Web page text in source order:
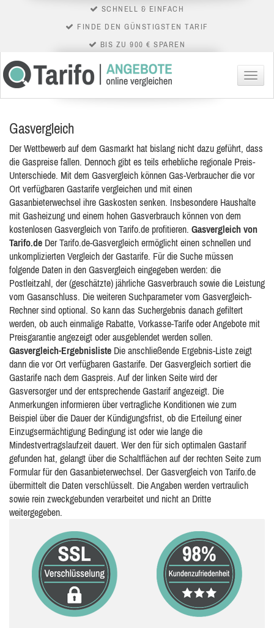
SCHNELL & EINFACH
FINDE DEN GÜNSTIGSTEN TARIF
BIS ZU 900 € SPAREN
Menü
Gasvergleich
Der Wettbewerb auf dem Gasmarkt hat bislang nicht dazu geführt, dass
die Gaspreise fallen. Dennoch gibt es teils erhebliche regionale Preis-
Unterschiede. Mit dem Gasvergleich können Gas-Verbraucher die vor
Ort verfügbaren Gastarife vergleichen und mit einen
Gasanbieterwechsel ihre Gaskosten senken. Insbesondere Haushalte
mit Gasheizung und einem hohen Gasverbrauch können von dem
kostenlosen Gasvergleich von Tarifo.de profitieren. Gasvergleich von
Tarifo.de Der Tarifo.de-Gasvergleich ermöglicht einen schnellen und
unkomplizierten Vergleich der Gastarife. Für die Suche müssen
folgende Daten in den Gasvergleich eingegeben werden: die
Postleitzahl, der (geschätzte) jährliche Gasverbrauch sowie die Leistung
vom Gasanschluss. Die weiteren Suchparameter vom Gasvergleich-
Rechner sind optional. So kann das Suchergebnis danach gefiltert
werden, ob auch einmalige Rabatte, Vorkasse-Tarife oder Angebote mit
Preisgarantie angezeigt oder ausgeblendet werden sollen.
Gasvergleich-Ergebnisliste Die anschließende Ergebnis-Liste zeigt
dann die vor Ort verfügbaren Gastarife. Der Gasvergleich sortiert die
Gastarife nach dem Gaspreis. Auf der linken Seite wird der
Gasversorger und der entsprechende Gastarif angezeigt. Die
Anmerkungen informieren über vertragliche Konditionen wie zum
Beispiel über die Dauer der Kündigungsfrist, ob die Erteilung einer
Einzugsermächtigung Bedingung ist oder wie lange die
Mindestvertragslaufzeit dauert. Wer den für sich optimalen Gastarif
gefunden hat, gelangt über die Schaltflächen auf der rechten Seite zum
Formular für den Gasanbieterwechsel. Der Gasvergleich von Tarifo.de
übermittelt die Daten verschlüsselt. Die Angaben werden vertraulich
sowie rein zweckgebunden verarbeitet und nicht an Dritte
weitergegeben.